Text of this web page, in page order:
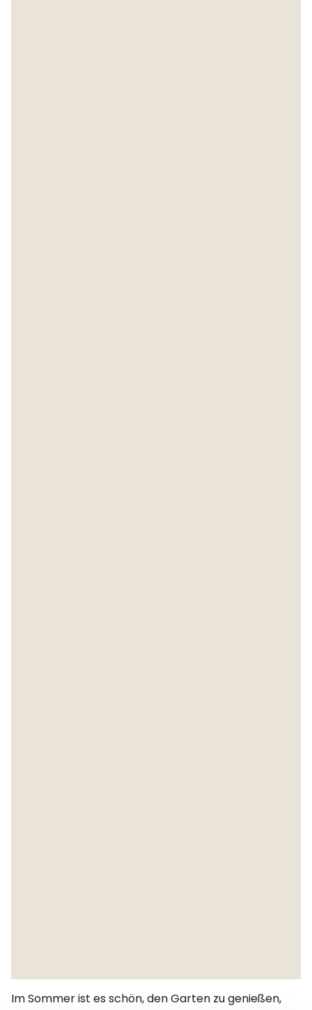
Im Sommer ist es schön, den Garten zu genießen,